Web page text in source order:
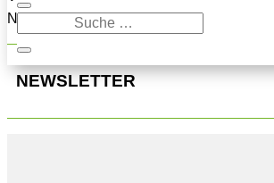
Navigation oben, um den Beitrag zu finden.
NEWSLETTER